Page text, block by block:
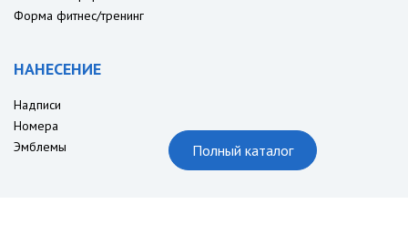
Форма фитнес/тренинг
НАНЕСЕНИЕ
Надписи
Номера
Эмблемы
Полный каталог